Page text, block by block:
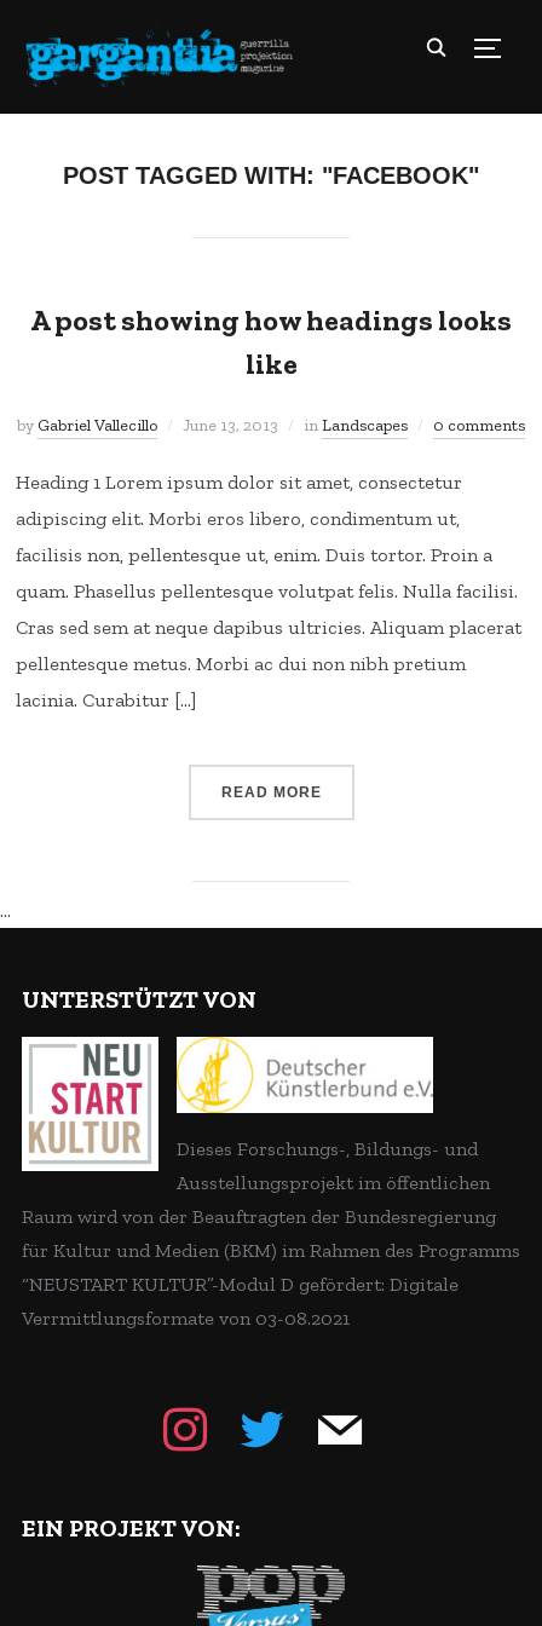
POST TAGGED WITH: "FACEBOOK"
A post showing how headings looks
like
by Gabriel Vallecillo June 13, 2013 inLandscapes 0 comments
Heading 1 Lorem ipsum dolor sit amet, consectetur
adipiscing elit. Morbi eros libero, condimentum ut,
facilisis non, pellentesque ut, enim. Duis tortor. Proin a
quam. Phasellus pellentesque volutpat felis. Nulla facilisi.
Cras sed sem at neque dapibus ultricies. Aliquam placerat
pellentesque metus. Morbi ac dui non nibh pretium
lacinia. Curabitur […]
READ MORE
…
UNTERSTÜTZT VON
Dieses Forschungs-, Bildungs- und
Ausstellungsprojekt im öffentlichen
Raum wird von der Beauftragten der Bundesregierung
für Kultur und Medien (BKM) im Rahmen des Programms
“NEUSTART KULTUR”-Modul D gefördert: Digitale
Verrmittlungsformate von 03-08.2021
instagram twitter mail
EIN PROJEKT VON: